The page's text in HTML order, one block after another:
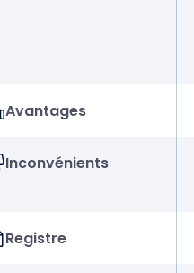
Avantages
Inconvénients
Registre